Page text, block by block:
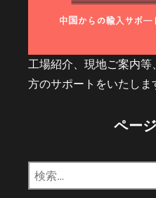
工場紹介、現地ご案内
方のサポートをいたしま
ペー
検
索: